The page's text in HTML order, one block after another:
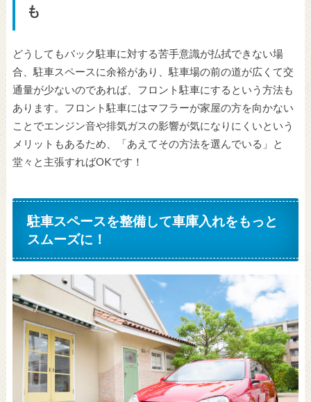
も
どうしてもバック駐車に対する苦手意識が払拭できない場
合、駐車スペースに余裕があり、駐車場の前の道が広くて交
通量が少ないのであれば、フロント駐車にするという方法も
あります。フロント駐車にはマフラーが家屋の方を向かない
ことでエンジン音や排気ガスの影響が気になりにくいという
メリットもあるため、「あえてその方法を選んでいる」と
堂々と主張すればOKです！
駐車スペースを整備して車庫入れをもっと
スムーズに！